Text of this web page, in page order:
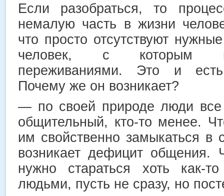
Если разобраться, то
немалую часть в жизни
что просто отсутствуют
человек, с которым
переживаниями. Это и
Почему же он возникает?
— по своей природе люди все
общительный, кто-то менее.
им свойственно замыкаться
возникает дефицит общения.
нужно стараться хоть как-
людьми, пусть не сразу, но